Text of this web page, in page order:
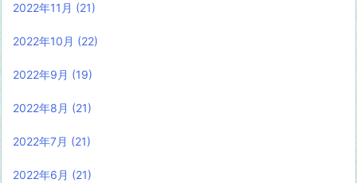
2022年11月 (21)
2022年10月 (22)
2022年9月 (19)
2022年8月 (21)
2022年7月 (21)
2022年6月 (21)